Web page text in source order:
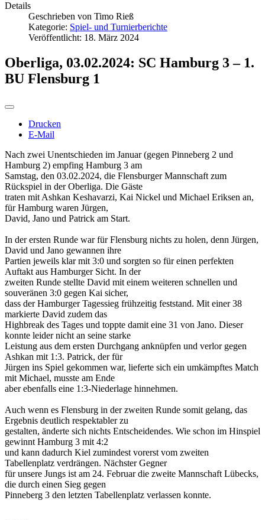
Details
Geschrieben von Timo Rieß
Kategorie: Spiel- und Turnierberichte
Veröffentlicht: 18. März 2024
Oberliga, 03.02.2024: SC Hamburg 3 – 1.
BU Flensburg 1
Drucken
E-Mail
Nach zwei Unentschieden im Januar (gegen Pinneberg 2 und
Hamburg 2) empfing Hamburg 3 am
Samstag, den 03.02.2024, die Flensburger Mannschaft zum
Rückspiel in der Oberliga. Die Gäste
traten mit Ashkan Keshavarzi, Kai Nickel und Michael Eriksen an,
für Hamburg waren Jürgen,
David, Jano und Patrick am Start.
In der ersten Runde war für Flensburg nichts zu holen, denn Jürgen,
David und Jano gewannen ihre
Partien jeweils klar mit 3:0 und sorgten so für einen perfekten
Auftakt aus Hamburger Sicht. In der
zweiten Runde stellte David mit einem weiteren schnellen und
souveränen 3:0 gegen Kai sicher,
dass der Hamburger Tagessieg frühzeitig feststand. Mit einer 38
markierte David zudem das
Highbreak des Tages und toppte damit eine 31 von Jano. Dieser
konnte leider nicht an seine starke
Leistung aus dem ersten Durchgang anknüpfen und verlor gegen
Ashkan mit 1:3. Patrick, der für
Jürgen ins Spiel gekommen war, lieferte sich ein umkämpftes Match
mit Michael, musste am Ende
aber ebenfalls eine 1:3-Niederlage hinnehmen.
Auch wenn es Flensburg in der zweiten Runde somit gelang, das
Ergebnis deutlich respektabler zu
gestalten, änderte sich nichts Entscheidendes. Wie schon im Hinspiel
gewinnt Hamburg 3 mit 4:2
und kann dadurch Kiel zumindest vorerst vom zweiten
Tabellenplatz verdrängen. Nächster Gegner
für unsere Jungs ist am 24. Februar die zweite Mannschaft Lübecks,
die durch einen Sieg gegen
Pinneberg 3 den letzten Tabellenplatz verlassen konnte.